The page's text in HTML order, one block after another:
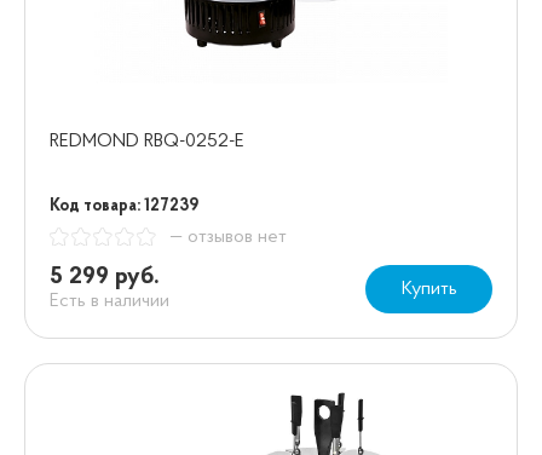
REDMOND RBQ-0252-E
Код товара: 127239
— отзывов нет
5 299 руб.
Есть в наличии
Купить